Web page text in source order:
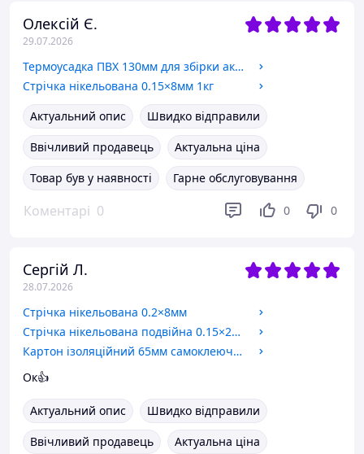
Олексій Є.
29.07.2026
Термоусадка ПВХ 130мм для збірки акумуляторів
Стрічка нікельована 0.15×8мм 1кг
Актуальний опис
Швидко відправили
Ввічливий продавець
Актуальна ціна
Товар був у наявності
Гарне обслуговування
Коментарі 0 0 0
Сергій Л.
28.07.2026
Стрічка нікельована 0.2×8мм
Стрічка нікельована подвійна 0.15×27,2x20,2mm 18650 холдерна
Картон ізоляційний 65мм самоклеючий
Ок👍
Актуальний опис
Швидко відправили
Ввічливий продавець
Актуальна ціна